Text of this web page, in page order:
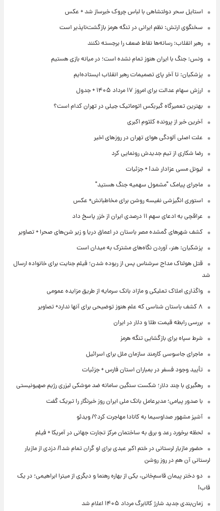
استایل سحر دولتشاهی با لباس چروک خبرساز شد + عکس
سخنگوی ارتش: نظم ایرانی در تنگه هرمز بازگشت‌ناپذیر است
رهبر انقلاب: رسانه‌ها نقاط ضعف را برجسته نکنند
ونس: جنگ با ایران هنوز تمام نشده است؛ در میانه بازی هستیم
پزشکیان: تا آخر پای تصمیمات رهبر انقلاب ایستاده‌ایم
ارزش سهام عدالت برای امروز ۱۷ مرداد ۱۴۰۵ + جدول
بهترین تعمیرگاه گیربکس اتوماتیک جیلی در تهران کدام است؟
آخرین خبر از پرونده کلثوم اکبری
علت اصلی آلودگی هوای تهران در روزهای اخیر
رضا شکاری از تیم جدیدش رونمایی کرد
لیونل مسی عزادار شد! + جزئیات
ماجرای پیامک "مشمول سهمیه جنگ هستید"
استوری انگیزشی نفیسه روشن برای مخاطبانش+ عکس
عراقچی به ادعای سهم ۱۱ درصدی ایران از خزر پاسخ داد
کشف شهرهای گمشده مصر باستان در اعماق دریا و زیر شن‌های صحرا + تصاویر
پزشکیان: هنر، آوردن نگاه‌های مشترک به میدان است
قتل هولناک مداح سرشناس پس از ربوده شدن؛ فیلم جنایت برای خانواده ارسال
شد
واگذاری املاک تملیکی و مازاد بانک سرمایه از طریق مزایده عمومی
۸ کشف باستان شناسی که علم هنوز توضیحی برای آنها ندارد+ تصاویر
بررسی رابطه قیمت طلا و دلار در ایران
شرط سپاه برای بازگشایی تنگه هرمز
ماجرای جاسوسی کارمند سازمان ملل برای اسرائیل
تأیید وجود فسفر در بمباران استان فارس + جزئیات
رهگیری با چند دلار؛ شکست سنگین سامانه ضد موشکی لیزری رژیم صهیونیستی
با صدور پیامی؛ مدیرعامل بانک ملی ایران روز خبرنگار را تبریک گفت
آشپز مشهور صداوسیما به کانادا مهاجرت کرد؟/ ویدئو
لحظه برخورد رعد و برق به ساختمان مرکز تجارت جهانی در آمریکا + فیلم
حضور مازیار لرستانی در ختم اکبر عبدی برای او گران تمام شد!/ دزدی از مازیار
لرستانی آن هم در روز روشن
دو دختر پیمان قاسم‌خانی، یکی از بهاره رهنما و دیگری از میترا ابراهیمی؛ در یک
قاب!
زمان‌بندی جدید شارژ کالابرگ مرداد ۱۴۰۵ اعلام شد